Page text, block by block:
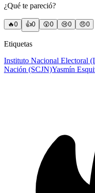
¿Qué te pareció?
🔥0 👍0 😲0 😢0 😠0
Etiquetas
Instituto Nacional Electoral
Nación (SCJN)Yasmín